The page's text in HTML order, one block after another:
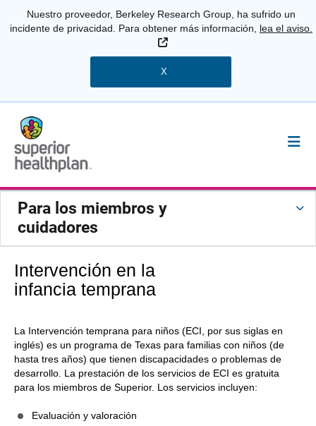
Nuestro proveedor, Berkeley Research Group, ha sufrido un
incidente de privacidad. Para obtener más información, lea el aviso.
Sitio Externo
X
Para los miembros y
cuidadores
Intervención en la
infancia temprana
La Intervención temprana para niños (ECI, por sus siglas en
inglés) es un programa de Texas para familias con niños (de
hasta tres años) que tienen discapacidades o problemas de
desarrollo. La prestación de los servicios de ECI es gratuita
para los miembros de Superior. Los servicios incluyen:
Evaluación y valoración